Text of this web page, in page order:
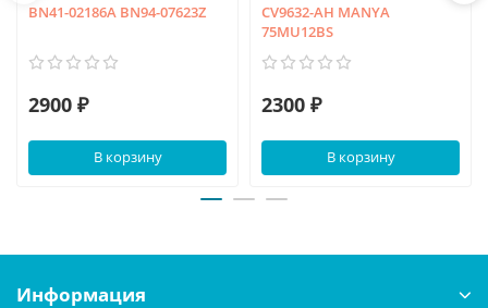
BN41-02186A BN94-07623Z
2900 ₽
В корзину
CV9632-AH MANYA
75MU12BS
2300 ₽
В корзину
Информация